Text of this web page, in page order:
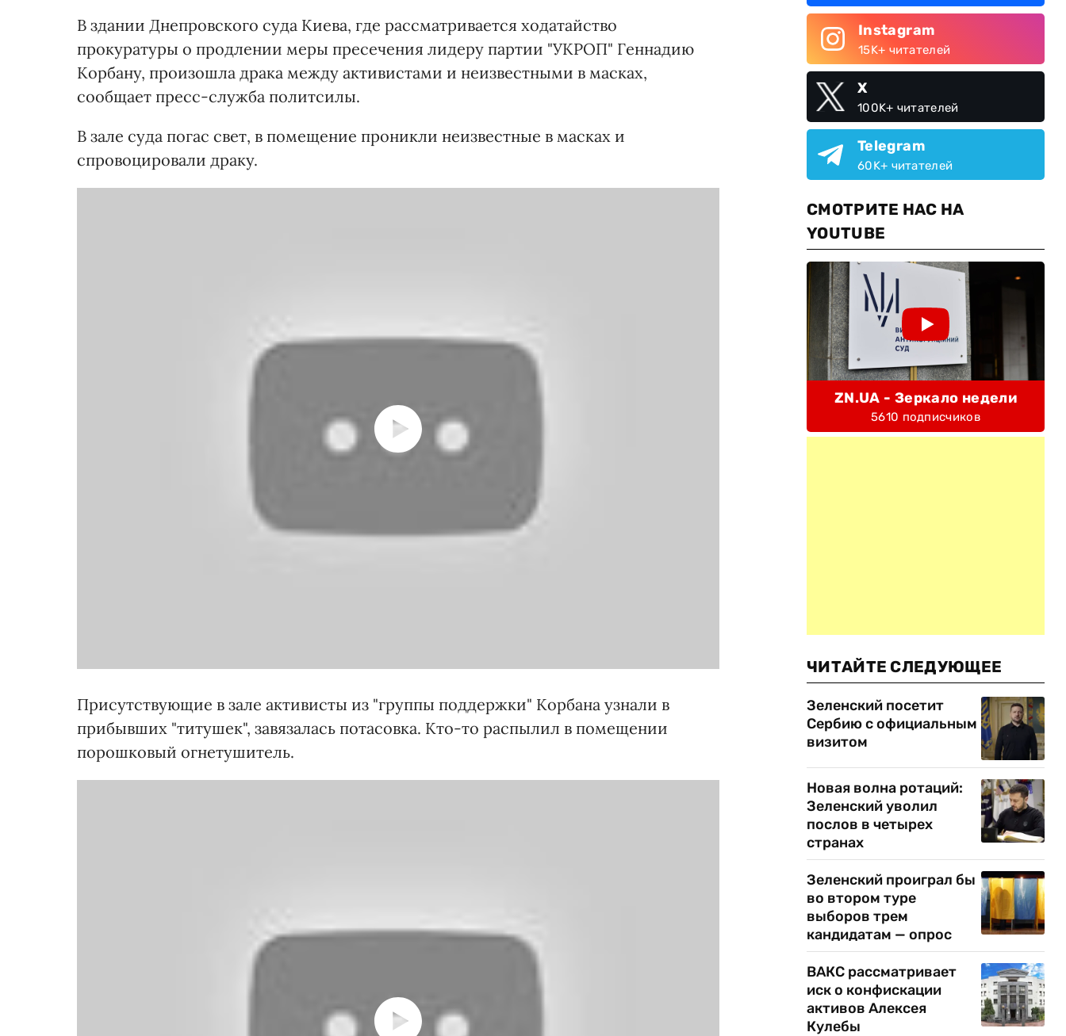
В здании Днепровского суда Киева, где рассматривается ходатайство
прокуратуры о продлении меры пресечения лидеру партии "УКРОП" Геннадию
Корбану, произошла драка между активистами и неизвестными в масках,
сообщает пресс-служба политсилы.
В зале суда погас свет, в помещение проникли неизвестные в масках и
спровоцировали драку.
Присутствующие в зале активисты из "группы поддержки" Корбана узнали в
прибывших "титушек", завязалась потасовка. Кто-то распылил в помещении
порошковый огнетушитель.
Instagram
15K+ читателей
X
100K+ читателей
Telegram
60K+ читателей
СМОТРИТЕ НАС НА
YOUTUBE
ZN.UA - Зеркало недели
5610 подписчиков
ЧИТАЙТЕ СЛЕДУЮЩЕЕ
Зеленский посетит
Сербию с официальным
визитом
Новая волна ротаций:
Зеленский уволил
послов в четырех
странах
Зеленский проиграл бы
во втором туре
выборов трем
кандидатам — опрос
ВАКС рассматривает
иск о конфискации
активов Алексея
Кулебы